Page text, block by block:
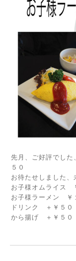
先月、ご好評でした
５０
お待たせしました、
お子様オムライス
お子様ラーメン ￥
ドリンク ＋￥５０
から揚げ ＋￥５０